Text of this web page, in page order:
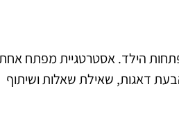
הילד. אסטרטגיית מפתח
דאגות, שאילת שאלות ושיתוף